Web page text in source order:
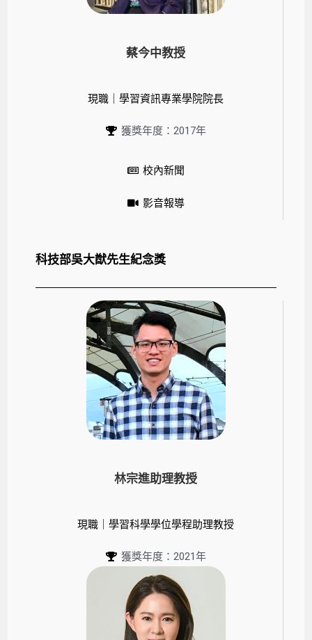
蔡今中教授
現職｜學習資訊專業學院院長
獲獎年度：2017年
校內新聞
影音報導
科技部吳大猷先生紀念獎
林宗進助理教授
現職｜學習科學學位學程助理教授
獲獎年度：2021年